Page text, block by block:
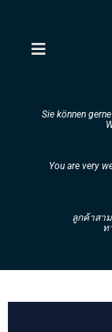
Sie können
You are very
ลูกค้าสา
ท